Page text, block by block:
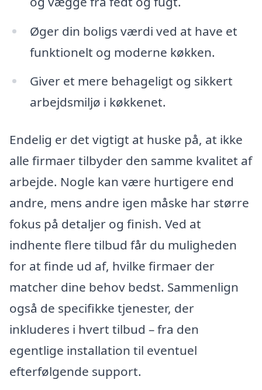
Øger din boligs værdi ved at have et
funktionelt og moderne køkken.
Giver et mere behageligt og sikkert
arbejdsmiljø i køkkenet.
Endelig er det vigtigt at huske på, at ikke
alle firmaer tilbyder den samme kvalitet af
arbejde. Nogle kan være hurtigere end
andre, mens andre igen måske har større
fokus på detaljer og finish. Ved at
indhente flere tilbud får du muligheden
for at finde ud af, hvilke firmaer der
matcher dine behov bedst. Sammenlign
også de specifikke tjenester, der
inkluderes i hvert tilbud – fra den
egentlige installation til eventuel
efterfølgende support.